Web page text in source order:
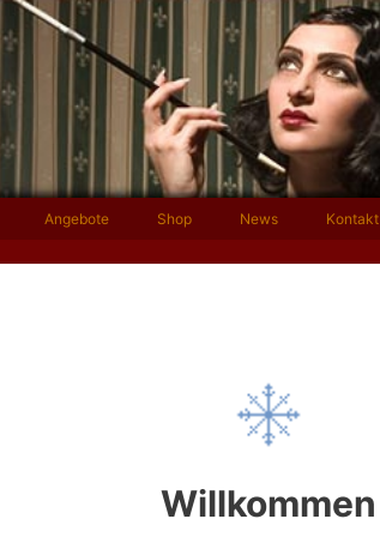
Angebote Shop News Kontakt
Willkommen